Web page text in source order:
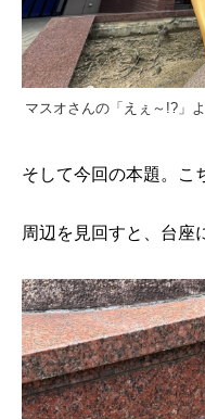
マスオさんの「えぇ～!?」
そして今回の本題。こ
周辺を見回すと、台座